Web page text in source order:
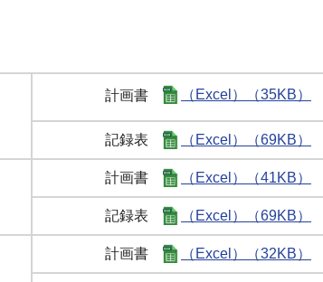
計画書 （Excel）（35KB）
記録表 （Excel）（69KB）
計画書 （Excel）（41KB）
記録表 （Excel）（69KB）
計画書 （Excel）（32KB）